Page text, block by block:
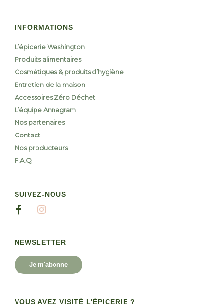
INFORMATIONS
L’épicerie Washington
Produits alimentaires
Cosmétiques & produits d’hygiène
Entretien de la maison
Accessoires Zéro Déchet
L’équipe Annagram
Nos partenaires
Contact
Nos producteurs
F.A.Q
SUIVEZ-NOUS
NEWSLETTER
Je m'abonne
VOUS AVEZ VISITÉ L'ÉPICERIE ?